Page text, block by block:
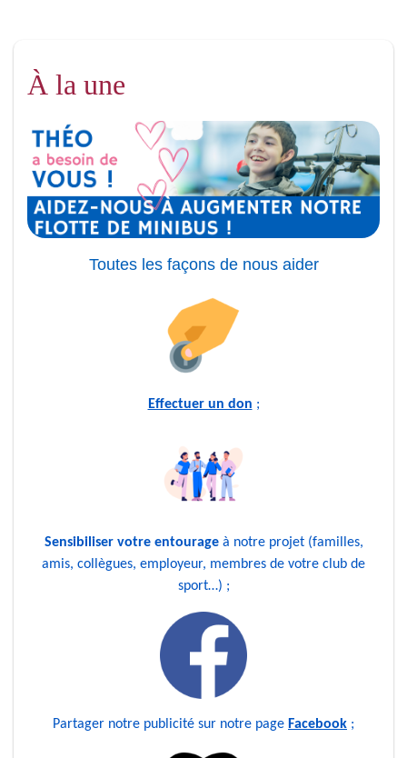
À la une
Toutes les façons de nous aider
Effectuer un don ;
Sensibiliser votre entourageà notre projet (familles,
amis, collègues, employeur, membres de votre club de
sport…) ;
Partager notre publicité sur notre page Facebook ;